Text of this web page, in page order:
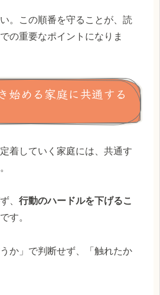
。この順番を守ることが、読
の重要なポイントになりま
始める家庭に共通する
着していく家庭には、共通す
、 行動のハードルを下げるこ
す。
か」で判断せず、「触れたか